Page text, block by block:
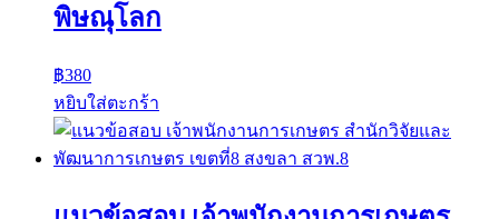
พิษณุโลก
฿380
หยิบใส่ตะกร้า